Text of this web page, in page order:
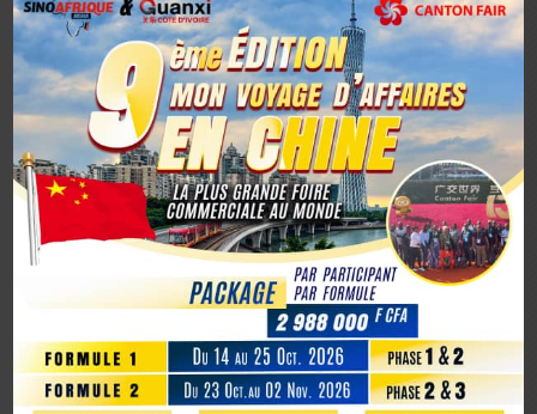
Ambassadeur de la Côte d’Ivoire en Chine, un tournant
diplomatique
1er octobre 2025, la Chine marque son 76e anniversaire
avec éclat
La Chine fête les 80 ans de la capitulation du Japon